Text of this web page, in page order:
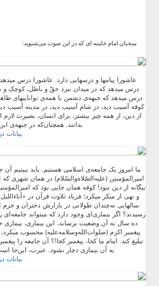
سخنان امام خامنه ای که در این صوت می‌شنوید:
عاشورا پیامها و درسهایی دارد. عاشورا درس
درس میدهد که در میدان نبرد حقّ و باطل، کوچک و
درس میدهد که جبهه‌ی دشمن با همه‌ی تواناییهای
کوفه آسیب دید، در شام آسیب دید، در مدینه آسیب
از دین، از همه چیز بیشتر، برای انسان، بصیرت
بدانند. همچنان‌که در جبهه‌ی
بیانات
ما امروز یک جامعه‌‌ی اسلامی هستیم. باید ببینیم
امیرالمؤمنین (علیه‌الصّلاةوالسّلام) در همان
بیگانه از دین نبود! کوفه همان جایی بود که
و نهی از منکر میکرد؛ فریاد تلاوت قرآن در
سالهایی نه‌چندان طولانی در بازارش دختران و
رسیدند؟ اگر بیماری‌ای وجود دارد که میتواند
ده سال به آن وضعیت برساند، این بیماری،
پیغمبر اکرم (صلوات‌الله‌وسلامه‌علیه) محسوب
تبلیغ کند. امام ما کجا، پیغمبر کجا!؟ آن جامعه را
به آن بیماری دچار نشود. عبرت، این‌جا
بیانات